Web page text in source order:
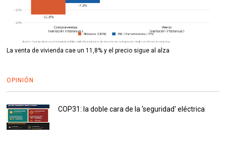
La venta de vivienda cae un 11,8% y el precio sigue al alza
OPINIÓN
COP31: la doble cara de la 'seguridad' eléctrica